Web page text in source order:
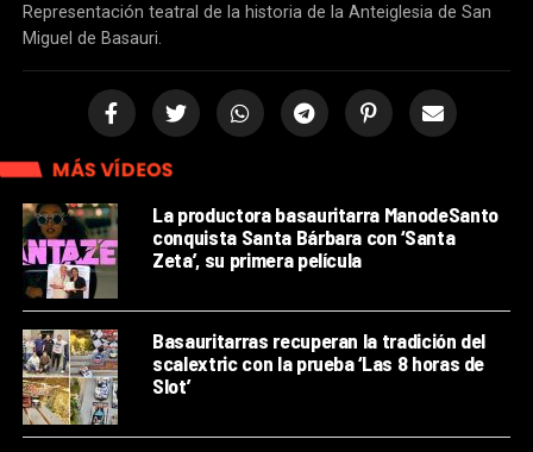
Representación teatral de la historia de la Anteiglesia de San
Miguel de Basauri.
MÁS VÍDEOS
La productora basauritarra ManodeSanto
conquista Santa Bárbara con ‘Santa
Zeta’, su primera película
Basauritarras recuperan la tradición del
scalextric con la prueba ‘Las 8 horas de
Slot’